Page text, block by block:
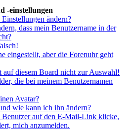
-einstellungen
ändern?
dass mein Benutzername in der
eingestellt, aber die Forenuhr geht
auf diesem Board nicht zur Auswahl!
die bei meinem Benutzernamen
Avatar?
wie kann ich ihn ändern?
Benutzer auf den E-Mail-Link klicke,
mich anzumelden.